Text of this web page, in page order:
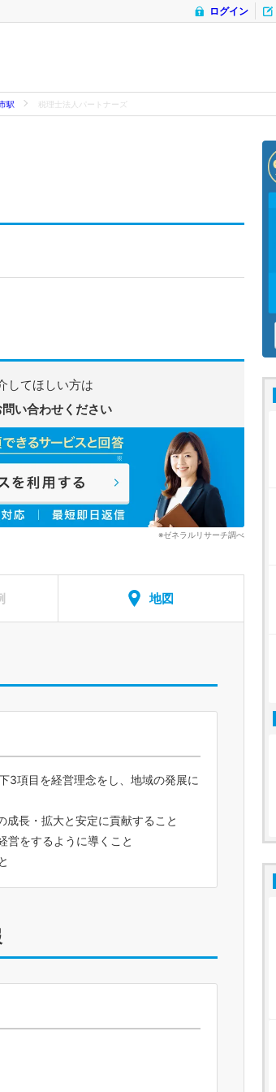
ログイン
駅 税理士法人パートナーズ
してほしい方は
い合わせください
※ゼネラルリサーチ調べ
地図
3項目を経営理念をし、地域の発展に
成長・拡大と安定に貢献すること
営をするように導くこと